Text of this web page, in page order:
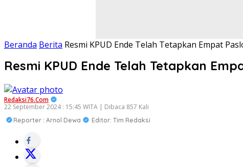
Beranda Berita Resmi KPUD Ende Telah Tetapkan Empat
Resmi KPUD Ende Telah Tetapkan
Redaksi76.com
22 September 2024 : 15:45 WITA | Dibaca 857 Kali
Reporter : Arnol Dewa Editor: Tim Redaksi